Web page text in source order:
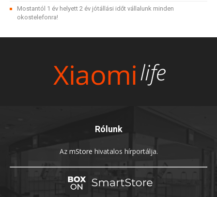
Mostantól 1 év helyett 2 év jótállási időt vállalunk minden
okostelefonra!
Rólunk
Az mStore hivatalos hírportálja.